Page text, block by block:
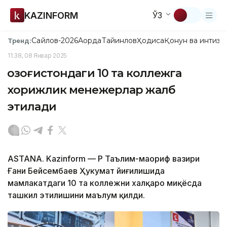
KAZINFORM ЎЗ
Тренд:Сайлов-2026АқордаТайинловҲодисаҚонун ва
11:38, 08 Январ 2025
Қозоғистондаги 10 та коллежга
хорижлик менежерлар жалб
этилади
ASTANA. Kazinform — ҚР Таълим-маориф вазири
Ғани Бейсембаев Ҳукумат йиғилишида
мамлакатдаги 10 та коллежни халқаро миқёсда
ташкил этилишини маълум қилди.